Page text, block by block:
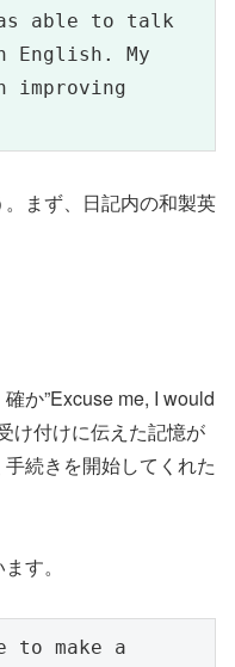
able to talk
My
improving
まず、日記内の和製英
か”Excuse me, I would
け付けに伝えた記憶が
続きを開始してくれた
す。